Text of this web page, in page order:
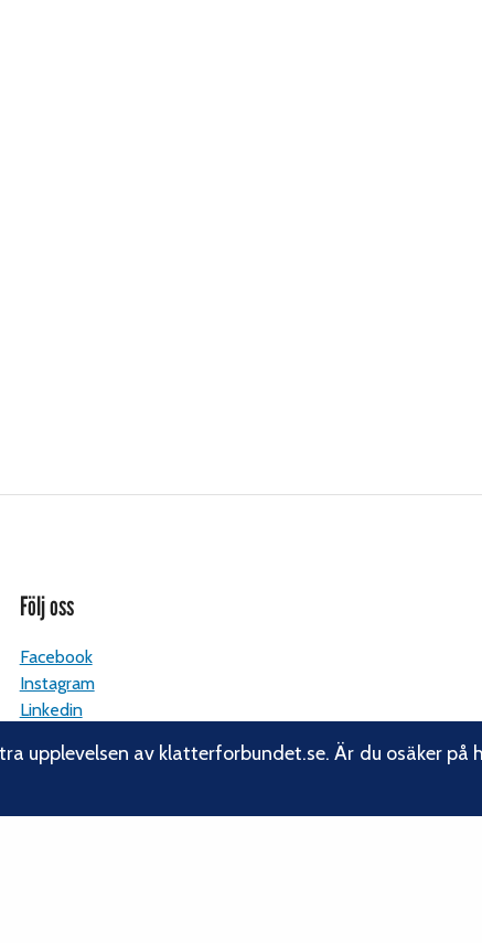
Följ oss
Facebook
Instagram
Linkedin
upplevelsen av klatterforbundet.se. Är du osäker på